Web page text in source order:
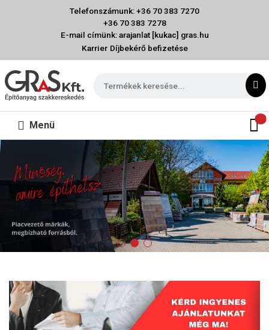
Telefonszámunk: +36 70 383 7270
+36 70 383 7278
E-mail címünk: arajanlat [kukac] gras.hu
Karrier Díjbekérő befizetése
Menü